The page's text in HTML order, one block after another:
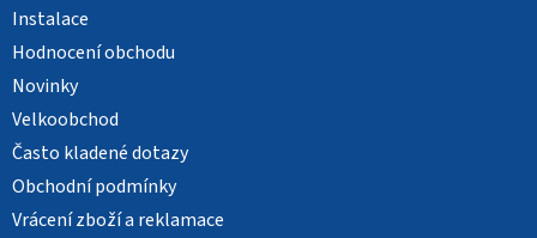
Instalace
Hodnocení obchodu
Novinky
Velkoobchod
Často kladené dotazy
Obchodní podmínky
Vrácení zboží a reklamace